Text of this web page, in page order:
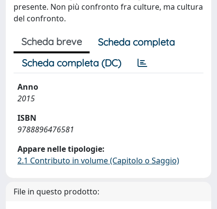
presente. Non più confronto fra culture, ma cultura
del confronto.
Scheda breve
Scheda completa
Scheda completa (DC)
Anno
2015
ISBN
9788896476581
Appare nelle tipologie:
2.1 Contributo in volume (Capitolo o Saggio)
File in questo prodotto: